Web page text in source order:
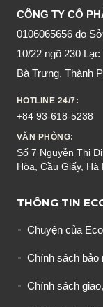
QUẢ,
CÔNG TY CỔ
0106065656 do
10/22 ngõ 230
Bà Trưng, Thành
HOTLINE 24/7:
+84 93-618-5238
VĂN PHÒNG:
Số 7 Nguyễn Thị
Hòa, Cầu Giấy, Hà
THÔNG TIN
Chuyện của
Chính sách bảo
Chính sách